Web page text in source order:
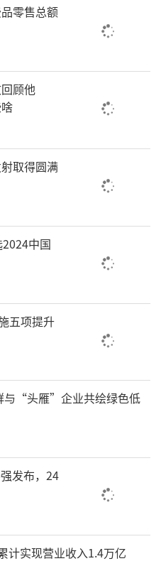
，才换来了万千家庭
坚守岗位的同时做好
安全规范，确保春节
行平稳。
零售总额
顾他
取得圆满
中国
五项提升
“头雁”企业共绘绿色低
发布，24
计实现营业收入1.4万亿